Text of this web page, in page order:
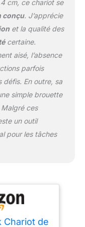
de
chariot lors
chariot de
pour
un design
qui
à de lourdes
pour
nettoyer et à
chariot est
de
reste en
pour les
cm, ce chariot se
conçu. J’apprécie
et la qualité des
certaine.
aisé, l’absence
parfois
défis. En outre, sa
simple brouette
ces
un outil
pour les tâches
Chariot de